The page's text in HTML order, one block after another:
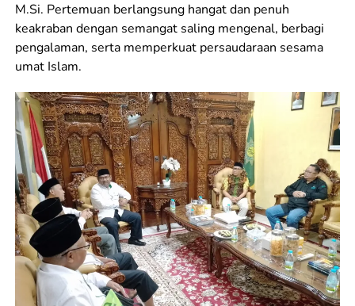
M.Si. Pertemuan berlangsung hangat dan penuh
keakraban dengan semangat saling mengenal, berbagi
pengalaman, serta memperkuat persaudaraan sesama
umat Islam.